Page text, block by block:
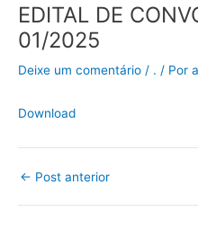
EDITAL DE
01/2025
Deixe um comentário / . / Por
Download
← Post anterior